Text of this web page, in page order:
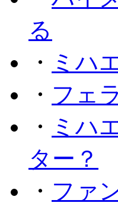
る
・ ミハ
・ フェ
・ ミハ
ター？
・ ファ